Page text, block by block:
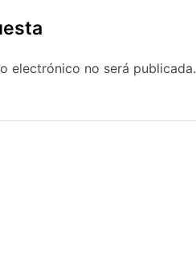
electrónico no será publicada.